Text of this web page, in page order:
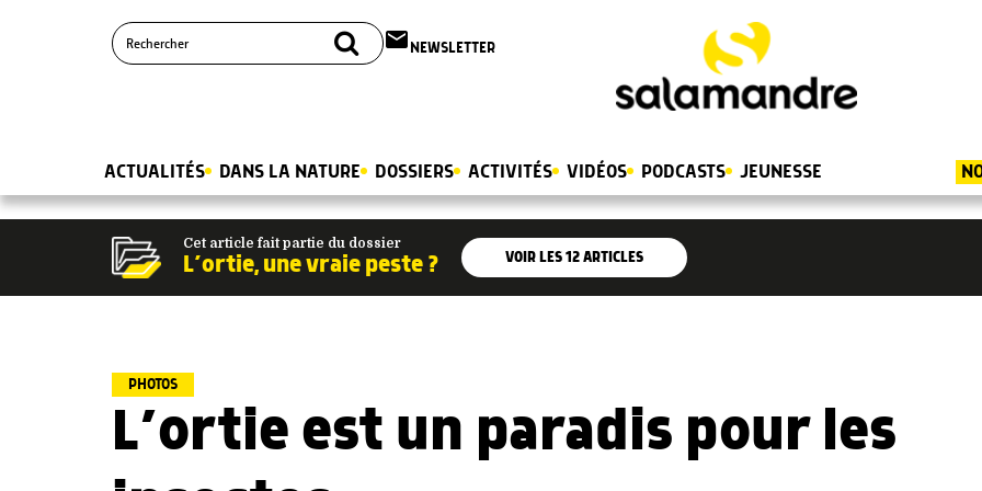
email NEWSLETTER
ACTUALITÉS DANS LA NATURE DOSSIERS ACTIVITÉS VIDÉOS PODCASTS JEUNESSE
Cet article fait partie du dossier
L’ortie, une vraie peste ? VOIR LES12ARTICLES
PHOTOS
L’ortie est un paradis pour les